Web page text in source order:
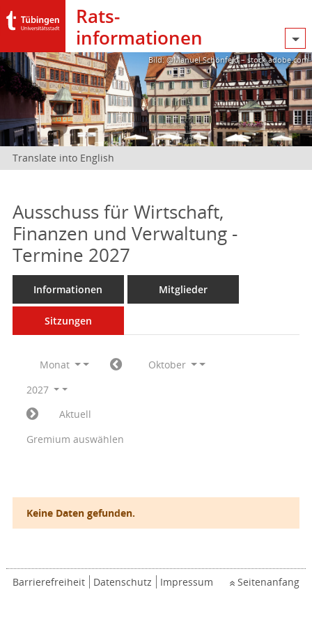
Rats­
informationen
Bild: @Manuel Schönfeld – stock.adobe.com
Translate into English
Ausschuss für Wirtschaft,
Finanzen und Verwaltung -
Termine 2027
Informationen Mitglieder
Sitzungen
Monat
Oktober
2027
Aktuell
Gremium auswählen
Keine Daten gefunden.
Barrierefreiheit Datenschutz Impressum Seitenanfang